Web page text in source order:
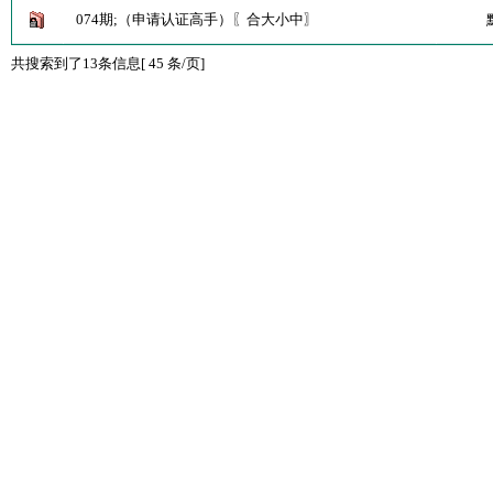
074期;（申请认证高手）〖合大小中〗
共搜索到了13条信息[ 45 条/页]